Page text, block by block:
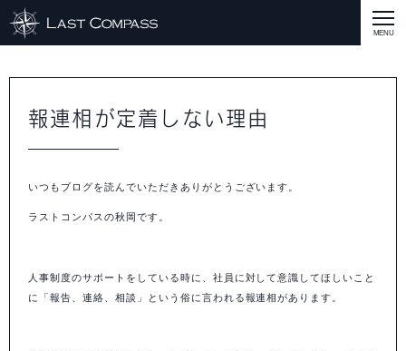
CASE
SERVICE MENU
SERVICE MENU
商品戦略
人材開発
評価制度
集客改善
コスト削減
買取再販
集客改善
営業戦略
STAFF BLOG
すべての説明会情報
事業開発に関して
人材 に関して
集客 に関して
営業 に関して
コストに関して
RECRUIT
報連相が定着しない理由
いつもブログを読んでいただきありがとうございます。
ラストコンパスの秋岡です。
人事制度のサポートをしている時に、社員に対して意識してほしいこと
に「報告、連絡、相談」という俗に言われる報連相があります。